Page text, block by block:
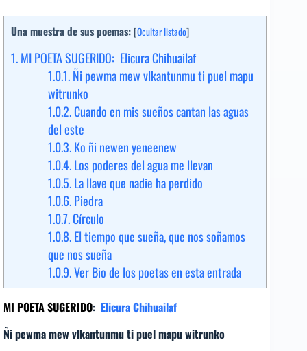
Una muestra de sus poemas: [Ocultar listado]
1.MI POETA SUGERIDO: Elicura Chihuailaf
1.0.1.Ñi pewma mew vlkantunmu ti puel mapu
witrunko
1.0.2.Cuando en mis sueños cantan las aguas
del este
1.0.3.Ko ñi newen yeneenew
1.0.4.Los poderes del agua me llevan
1.0.5.La llave que nadie ha perdido
1.0.6.Piedra
1.0.7.Círculo
1.0.8.El tiempo que sueña, que nos soñamos
que nos sueña
1.0.9.Ver Bio de los poetas en esta entrada
MI POETA SUGERIDO: Elicura Chihuailaf
Ñi pewma mew vlkantunmu ti puel mapu witrunko